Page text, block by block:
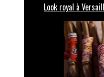
Look royal à